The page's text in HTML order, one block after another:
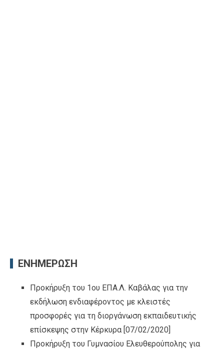
ΕΝΗΜΕΡΩΣΗ
Προκήρυξη του 1ου ΕΠΑ.Λ. Καβάλας για την
εκδήλωση ενδιαφέροντος με κλειστές
προσφορές για τη διοργάνωση εκπαιδευτικής
επίσκεψης στην Κέρκυρα [07/02/2020]
Προκήρυξη του Γυμνασίου Ελευθερούπολης για